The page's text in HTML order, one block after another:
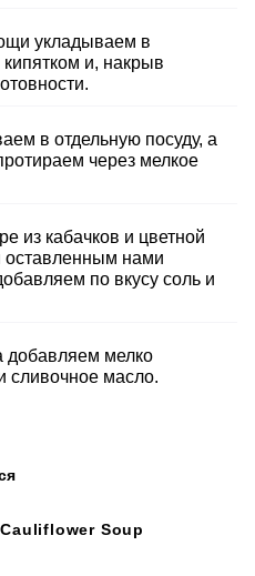
укладываем в
и, накрыв
в отдельную посуду, а
через мелкое
из кабачков и цветной
оставленным нами
по вкусу соль и
добавляем мелко
сливочное масло.
Soup